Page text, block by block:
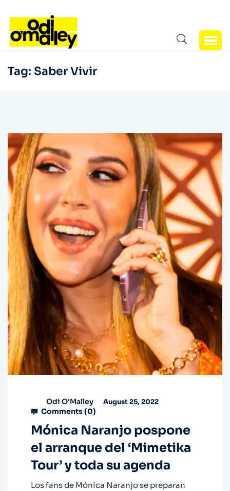
Tag: Saber Vivir
Odi O'Malley August 25, 2022
Comments (0)
Mónica Naranjo pospone
el arranque del ‘Mimetika
Tour’ y toda su agenda
Los fans de Mónica Naranjo se preparan